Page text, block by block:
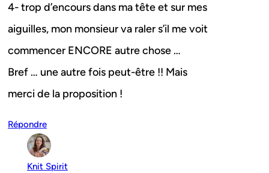
4- trop d’encours dans ma tête et sur mes
aiguilles, mon monsieur va raler s’il me voit
commencer ENCORE autre chose …
Bref … une autre fois peut-être !! Mais
merci de la proposition !
Répondre
Knit Spirit